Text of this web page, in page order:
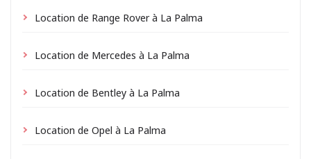
Location de Range Rover à La Palma
Location de Mercedes à La Palma
Location de Bentley à La Palma
Location de Opel à La Palma